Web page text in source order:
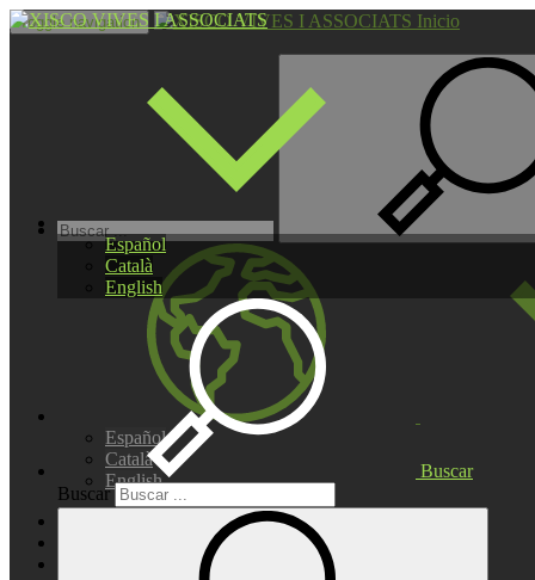
Español
Català
English
Buscar
Buscar
Toggle navigation Inicio
Español
Català
English
MISIÓN Y VALORES